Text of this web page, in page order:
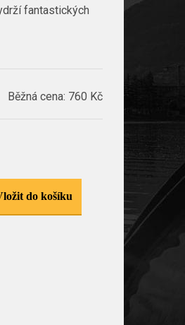
fantastických
Běžná cena: 760 Kč
do košíku